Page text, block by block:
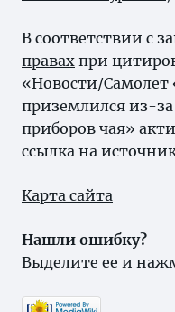
В соответствии с
правах при
«Новости/Самолет
приземлился из-
приборов чая»
ссылка на
Карта сайта
Нашли ошибку?
Выделите ее и